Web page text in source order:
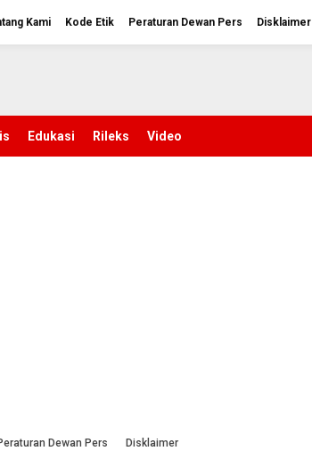
Kami Kode Etik Peraturan Dewan Pers Disklaimer
Edukasi Rileks Video
Dewan Pers Disklaimer